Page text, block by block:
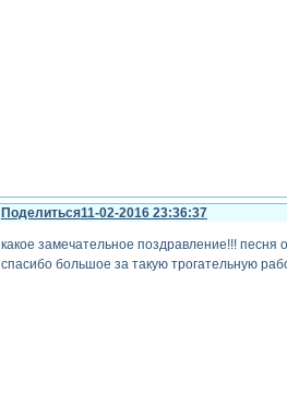
Поделиться11-02-2016 23:36:37
какое замечательное поздравление!!!
спасибо большое за такую трогательную